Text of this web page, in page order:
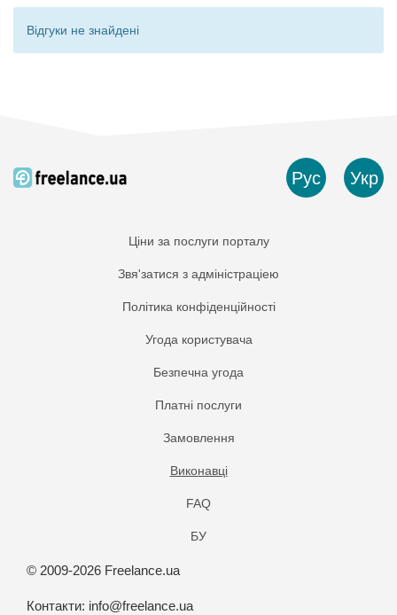
Відгуки не знайдені
Рус Укр
Ціни за послуги порталу
Звя'затися з адміністраціею
Політика конфіденційності
Угода користувача
Безпечна угода
Платнi послуги
Замовлення
Виконавці
FAQ
БУ
© 2009-2026 Freelance.ua
Контакти: info@freelance.ua